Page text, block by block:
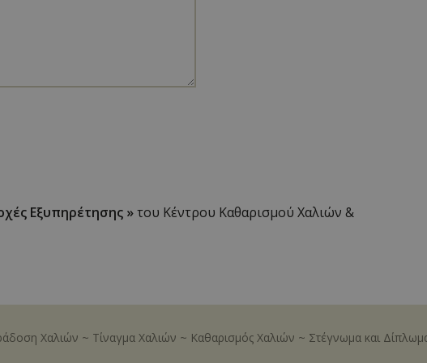
Εξυπηρέτησης »του Κέντρου Καθαρισμού Χαλιών &
Χαλιών ~ Τίναγμα Χαλιών ~ Καθαρισμός Χαλιών ~ Στέγνωμα και